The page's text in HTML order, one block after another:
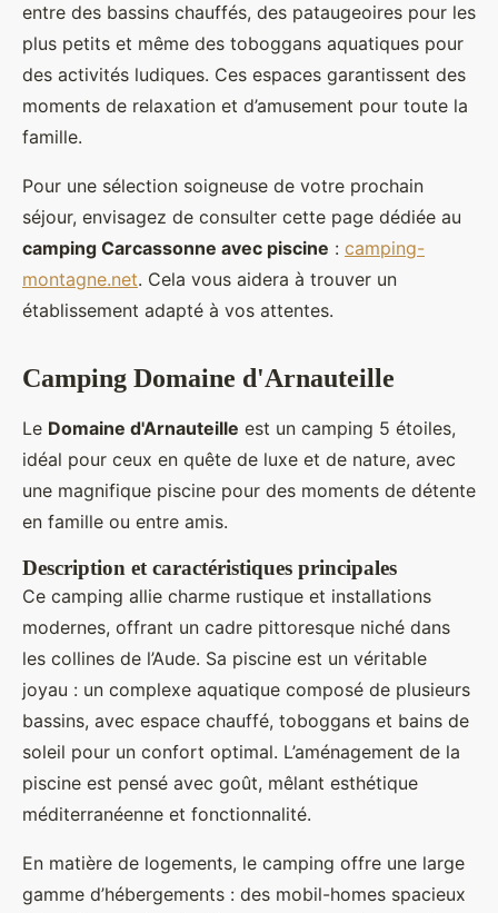
entre des bassins chauffés, des pataugeoires pour les
plus petits et même des toboggans aquatiques pour
des activités ludiques. Ces espaces garantissent des
moments de relaxation et d’amusement pour toute la
famille.
Pour une sélection soigneuse de votre prochain
séjour, envisagez de consulter cette page dédiée au
camping Carcassonne avec piscine : camping-
montagne.net. Cela vous aidera à trouver un
établissement adapté à vos attentes.
Camping Domaine d'Arnauteille
Le Domaine d'Arnauteille est un camping 5 étoiles,
idéal pour ceux en quête de luxe et de nature, avec
une magnifique piscine pour des moments de détente
en famille ou entre amis.
Description et caractéristiques principales
Ce camping allie charme rustique et installations
modernes, offrant un cadre pittoresque niché dans
les collines de l’Aude. Sa piscine est un véritable
joyau : un complexe aquatique composé de plusieurs
bassins, avec espace chauffé, toboggans et bains de
soleil pour un confort optimal. L’aménagement de la
piscine est pensé avec goût, mêlant esthétique
méditerranéenne et fonctionnalité.
En matière de logements, le camping offre une large
gamme d’hébergements : des mobil-homes spacieux